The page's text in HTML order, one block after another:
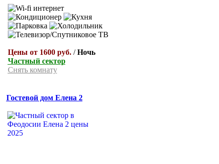
Цены от 1600 руб./Ночь
Частный сектор
Снять комнату
Гостевой дом Елена 2